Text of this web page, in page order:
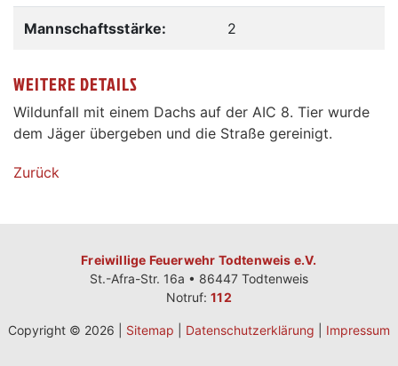
Mannschaftsstärke: 2
WEITERE DETAILS
Wildunfall mit einem Dachs auf der AIC 8. Tier wurde
dem Jäger übergeben und die Straße gereinigt.
Zurück
Freiwillige Feuerwehr Todtenweis e.V.
St.-Afra-Str. 16a • 86447 Todtenweis
Notruf:112
Copyright © 2026 | Sitemap Datenschutzerklärung Impressum